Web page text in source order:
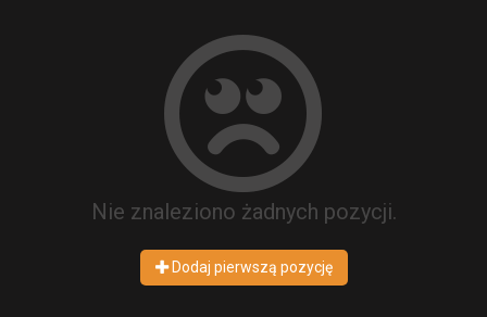
Nie znaleziono żadnych pozycji.
Dodaj pierwszą pozycję